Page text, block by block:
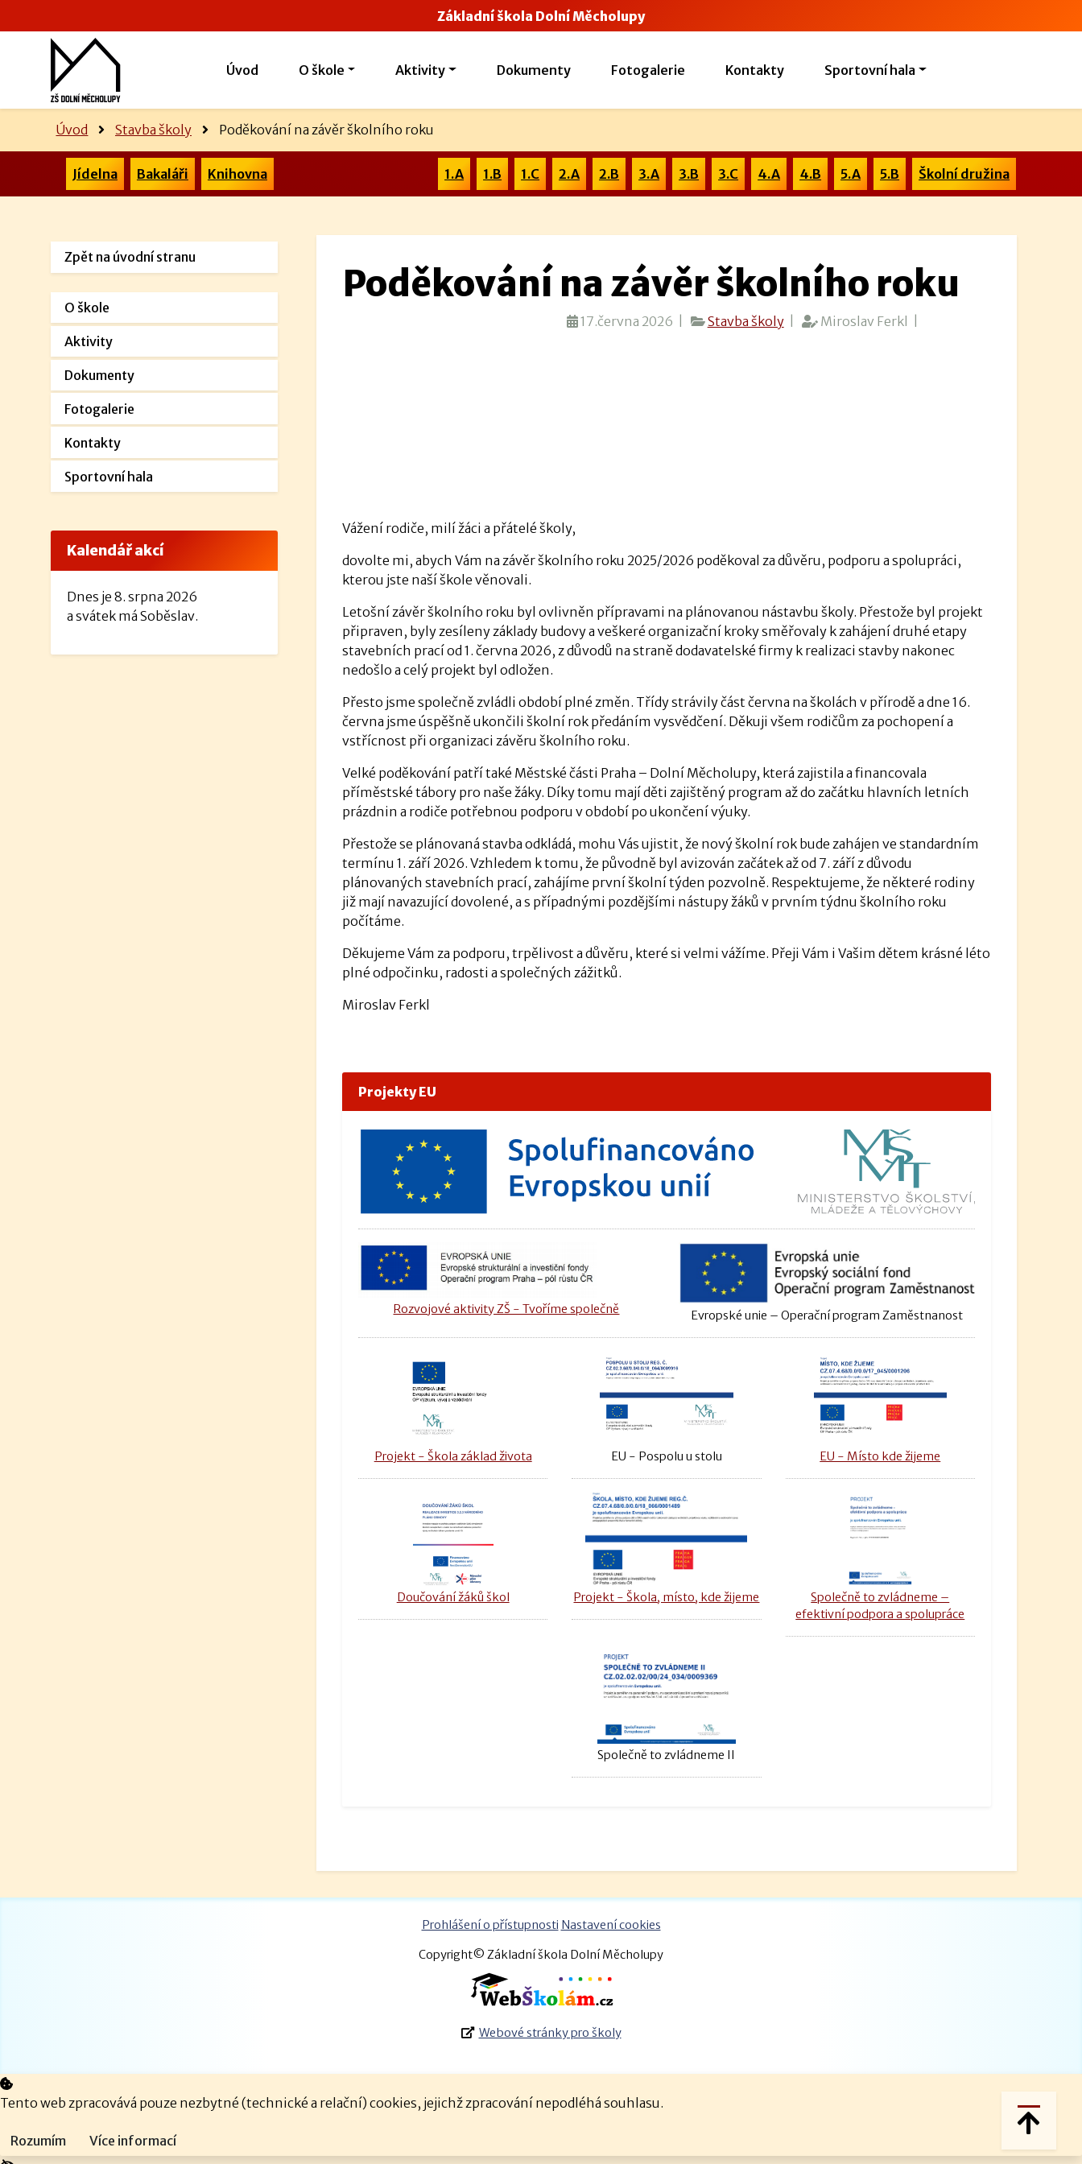
Základní škola Dolní Měcholupy
Úvod O škole Aktivity Dokumenty Fotogalerie Kontakty Sportovní hala
Úvod Stavba školy Poděkování na závěr školního roku
1.A 1.B 1.C 2.A 2.B 3.A 3.B 3.C 4.A 4.B 5.A 5.B Školní družina
Jídelna Bakaláři Knihovna
Poděkování na závěr školního roku
17.června 2026 | Stavba školy| Miroslav Ferkl |
Vážení rodiče, milí žáci a přátelé školy,
dovolte mi, abych Vám na závěr školního roku 2025/2026 poděkoval za důvěru, podporu a spolupráci,
kterou jste naší škole věnovali.
Letošní závěr školního roku byl ovlivněn přípravami na plánovanou nástavbu školy. Přestože byl projekt
připraven, byly zesíleny základy budovy a veškeré organizační kroky směřovaly k zahájení druhé etapy
stavebních prací od 1. června 2026, z důvodů na straně dodavatelské firmy k realizaci stavby nakonec
nedošlo a celý projekt byl odložen.
Přesto jsme společně zvládli období plné změn. Třídy strávily část června na školách v přírodě a dne 16.
června jsme úspěšně ukončili školní rok předáním vysvědčení. Děkuji všem rodičům za pochopení a
vstřícnost při organizaci závěru školního roku.
Velké poděkování patří také Městské části Praha – Dolní Měcholupy, která zajistila a financovala
příměstské tábory pro naše žáky. Díky tomu mají děti zajištěný program až do začátku hlavních letních
prázdnin a rodiče potřebnou podporu v období po ukončení výuky.
Přestože se plánovaná stavba odkládá, mohu Vás ujistit, že nový školní rok bude zahájen ve standardním
termínu 1. září 2026. Vzhledem k tomu, že původně byl avizován začátek až od 7. září z důvodu
plánovaných stavebních prací, zahájíme první školní týden pozvolně. Respektujeme, že některé rodiny
již mají navazující dovolené, a s případnými pozdějšími nástupy žáků v prvním týdnu školního roku
počítáme.
Děkujeme Vám za podporu, trpělivost a důvěru, které si velmi vážíme. Přeji Vám i Vašim dětem krásné léto
plné odpočinku, radosti a společných zážitků.
Miroslav Ferkl
Projekty EU
Rozvojové aktivity ZŠ - Tvoříme společně Evropské unie – Operační program Zaměstnanost
Projekt - Škola základ života EU - Pospolu u stolu EU - Místo kde žijeme
Doučování žáků škol Projekt - Škola, místo, kde žijeme
Společně to zvládneme –
efektivní podpora a spolupráce
Společně to zvládneme II
Zpět na úvodní stranu
O škole
Aktivity
Dokumenty
Fotogalerie
Kontakty
Sportovní hala
Kalendář akcí
Dnes je 8. srpna 2026
a svátek má Soběslav.
Prohlášení o přístupnosti Nastavení cookies
Copyright© Základní škola Dolní Měcholupy
Webové stránky pro školy
Tento web zpracovává pouze nezbytné (technické a relační) cookies, jejichž zpracování nepodléhá souhlasu.
Rozumím Více informací